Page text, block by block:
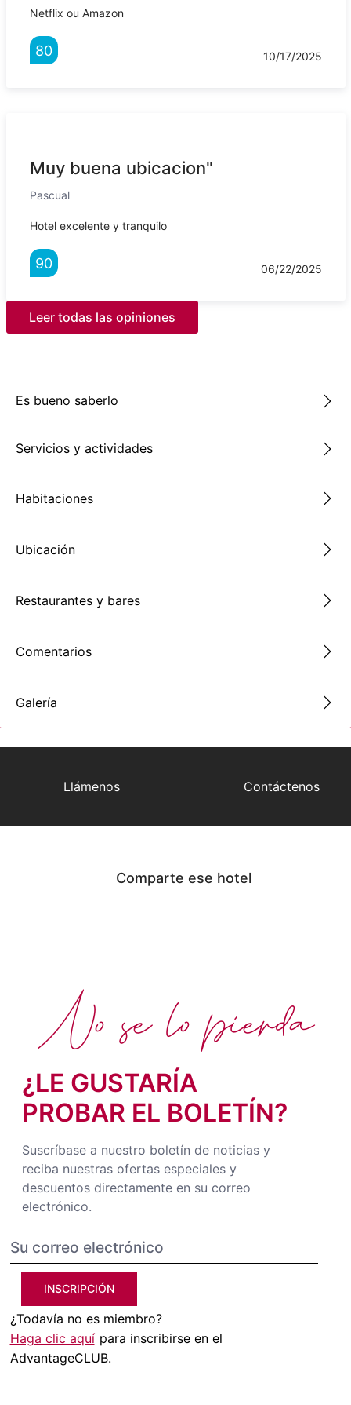
Netflix ou Amazon
80 10/17/2025
Muy buena ubicacion"
Pascual
Hotel excelente y tranquilo
90 06/22/2025
Leer todas las opiniones
Es bueno saberlo
Servicios y actividades
Habitaciones
Ubicación
Restaurantes y bares
Comentarios
Galería
Llámenos Contáctenos
Comparte ese hotel
¿LE GUSTARÍA
PROBAR EL BOLETÍN?
Suscríbase a nuestro boletín de noticias y
reciba nuestras ofertas especiales y
descuentos directamente en su correo
electrónico.
INSCRIPCIÓN
¿Todavía no es miembro?
Haga clic aquí para inscribirse en el
AdvantageCLUB.
No se lo pierda